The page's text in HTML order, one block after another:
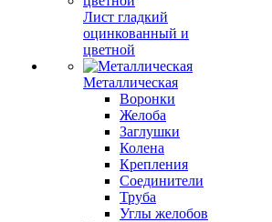
Лист гладкий
оцинкованный и
цветной
Металлическая
Воронки
Желоба
Заглушки
Колена
Крепления
Соединители
Труба
Углы желобов